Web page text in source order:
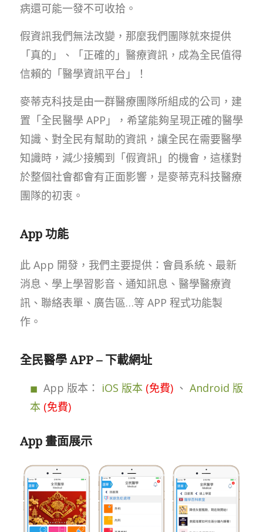
病還可能一發不可收拾。
假資訊我們無法改變，那麼我們團隊就來提供
「真的」、「正確的」醫療資訊，成為全民值得
信賴的「醫學資訊平台」！
麥蒂克科技是由一群醫療團隊所組成的公司，建
置「全民醫學 APP」，希望能夠呈現正確的醫學
知識、對全民有幫助的資訊，讓全民在需要醫學
知識時，減少接觸到「假資訊」的機會，這樣對
於整個社會都會有正面影響，是麥蒂克科技醫療
團隊的初衷。
App 功能
此 App 開發，我們主要提供：會員系統、最新
消息、學上學習影音、通知訊息、醫學醫療資
訊、聯絡表單、廣告區…等 APP 程式功能製
作。
全民醫學 APP – 下載網址
App 版本： iOS 版本 (免費)、 Android 版
本 (免費)
App 畫面展示